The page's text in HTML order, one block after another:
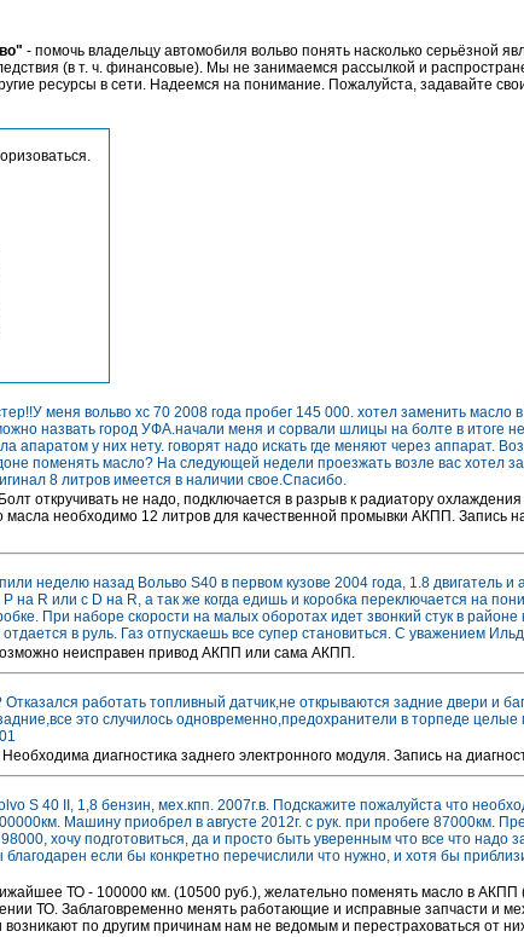
- помочь владельцу автомобиля вольво понять насколько серьёзной
(в т. ч. финансовые). Мы не занимаемся рассылкой и
ресурсы в сети. Надеемся на понимание. Пожалуйста, задавайте
меня вольво хс 70 2008 года пробег 145 000. хотел заменить
назвать город УФА.начали меня и сорвали шлицы на болте в итоге
апаратом у них нету. говорят надо искать где меняют через аппарат.
поменять масло? На следующей недели проезжать возле вас хотел
8 литров имеется в наличии свое.Спасибо.
откручивать не надо, подключается в разрыв к радиатору
масла необходимо 12 литров для качественной промывки АКПП. Запись
неделю назад Вольво S40 в первом кузове 2004 года, 1.8 двигатель и
на R или с D на R, а так же когда едишь и коробка переключается на
При наборе скорости на малых оборотах идет звонкий стук в
в руль. Газ отпускаешь все супер становиться. С уважением
неисправен привод АКПП или сама АКПП.
Отказался работать топливный датчик,не открываются задние двери и
это случилось одновременно,предохранители в торпеде
диагностика заднего электронного модуля. Запись на
S 40 II, 1,8 бензин, мех.кпп. 2007г.в. Подскажите пожалуйста что
Машину приобрел в августе 2012г. с рук. при пробеге 87000км.
хочу подготовиться, да и просто быть уверенным что все что надо
если бы конкретно перечислили что нужно, и хотя бы
ТО - 100000 км. (10500 руб.), желательно поменять масло в
ТО. Заблаговременно менять работающие и исправные запчасти и
возникают по другим причинам нам не ведомым и перестраховаться от